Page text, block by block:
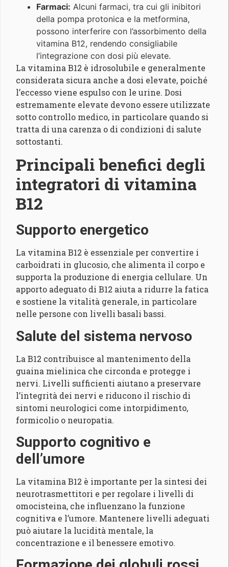
Farmaci: Alcuni farmaci, tra cui gli inibitori
della pompa protonica e la metformina,
possono interferire con l’assorbimento della
vitamina B12, rendendo consigliabile
l’integrazione con dosi più elevate.
La vitamina B12 è idrosolubile e generalmente
considerata sicura anche a dosi elevate, poiché
l’eccesso viene espulso con le urine. Dosi
estremamente elevate devono essere utilizzate
sotto controllo medico, in particolare quando si
tratta di una carenza o di condizioni di salute
sottostanti.
Principali benefici degli
integratori di vitamina
B12
Supporto energetico
La vitamina B12 è essenziale per convertire i
carboidrati in glucosio, che alimenta il corpo e
supporta la produzione di energia cellulare. Un
apporto adeguato di B12 aiuta a ridurre la fatica
e sostiene la vitalità generale, in particolare
nelle persone con livelli basali bassi.
Salute del sistema nervoso
La B12 contribuisce al mantenimento della
guaina mielinica che circonda e protegge i
nervi. Livelli sufficienti aiutano a preservare
l’integrità dei nervi e riducono il rischio di
sintomi neurologici come intorpidimento,
formicolio o neuropatia.
Supporto cognitivo e
dell’umore
La vitamina B12 è importante per la sintesi dei
neurotrasmettitori e per regolare i livelli di
omocisteina, che influenzano la funzione
cognitiva e l’umore. Mantenere livelli adeguati
può aiutare la lucidità mentale, la
concentrazione e il benessere emotivo.